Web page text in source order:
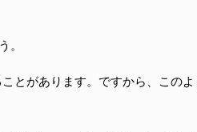
とがあります。ですから、この